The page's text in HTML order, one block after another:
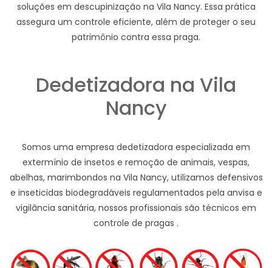
soluções em descupinização na Vila Nancy. Essa prática
assegura um controle eficiente, além de proteger o seu
patrimônio contra essa praga.
Dedetizadora na Vila
Nancy
Somos uma empresa dedetizadora especializada em
extermínio de insetos e remoção de animais, vespas,
abelhas, marimbondos na Vila Nancy, utilizamos defensivos
e inseticidas biodegradáveis regulamentados pela anvisa e
vigilância sanitária, nossos profissionais são técnicos em
controle de pragas .